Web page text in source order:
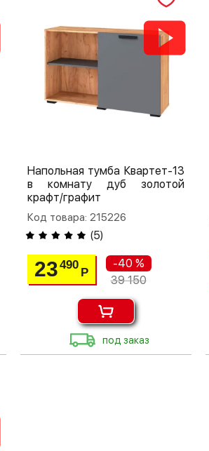
Напольная тумба Квартет-13
в комнату дуб золотой
крафт/графит
Код товара: 215226
(5)
23490
Р
-40 %
39 150
под заказ